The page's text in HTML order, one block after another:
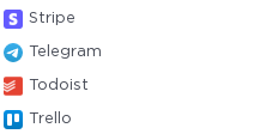
Stripe
Telegram
Todoist
Trello